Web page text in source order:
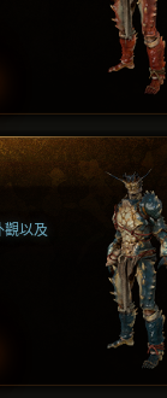
觀以及